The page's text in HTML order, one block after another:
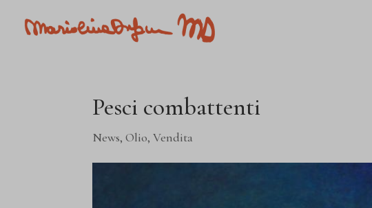
Pesci combattenti
News,Olio,Vendita